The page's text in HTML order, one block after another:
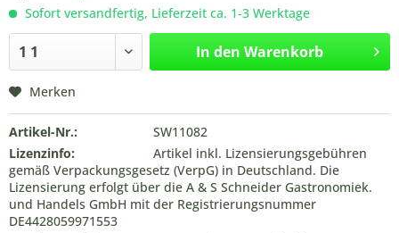
Sofort versandfertig, Lieferzeit ca. 1-3 Werktage
In den Warenkorb
Merken
Artikel-Nr.:
SW11082
Lizenzinfo:
Artikel inkl. Lizensierungsgebühren
gemäß Verpackungsgesetz (VerpG) in Deutschland. Die
Lizensierung erfolgt über die A & S Schneider Gastronomiek.
und Handels GmbH mit der Registrierungsnummer
DE4428059971553